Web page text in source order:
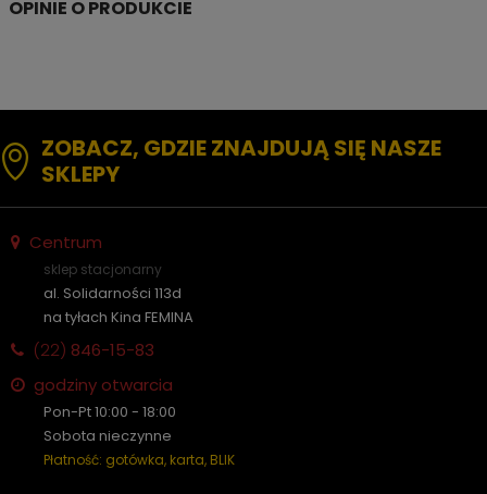
ZOBACZ, GDZIE ZNAJDUJĄ SIĘ NASZE
SKLEPY
Centrum
sklep stacjonarny
al. Solidarności 113d
na tyłach Kina FEMINA
(22) 846-15-83
godziny otwarcia
Pon-Pt 10:00 - 18:00
Sobota nieczynne
Płatność: gotówka, karta, BLIK